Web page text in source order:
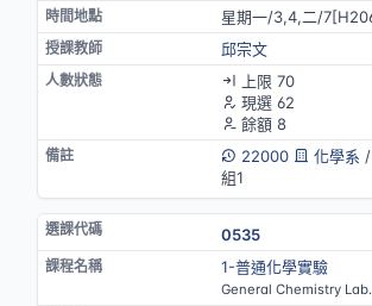
星期一/3,4,二/
邱宗文
上限 70
現選 62
餘額 8
22000
化學系 /
組1
0535
1-普通化學實驗
General Chemistry Lab.